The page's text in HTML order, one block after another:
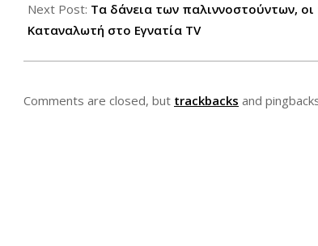
24
Next Post: Τα δάνεια των παλιννοστούντων,
Καταναλωτή στο Εγνατία TV
Comments are closed, but trackbacks and